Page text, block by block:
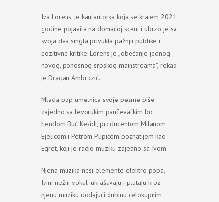
Iva Lorens, je kantautorka koja se krajem 2021
godine pojavila na domaćoj sceni i ubrzo je sa
svoja dva singla privukla pažnju publike i
pozitivne kritike. Lorens je „obećanje jednog
novog, ponosnog srpskog mainstreama”, rekao
je Dragan Ambrozić.
Mlada pop umetnica svoje pesme piše
zajedno sa levorukim pančevačkim boj
bendom Buč Kesidi, producentom Milanom
Bjelicom i Petrom Pupićem poznatijem kao
Egret, koji je radio muziku zajedno sa Ivom.
Njena muzika nosi elemente elektro popa,
Ivini nežni vokali ukrašavaju i plutaju kroz
njenu muziku dodajući dubinu celokupnim